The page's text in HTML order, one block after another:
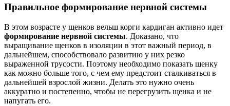
Правильное формирование нервной системы
В этом возрасте у щенков вельш корги кардиган активно идет
формирование нервной системы. Доказано, что
выращивание щенков в изоляции в этот важный период, в
дальнейшем, способствовало развитию у них резко
выраженной трусости. Поэтому необходимо показать щенку
как можно больше того, с чем ему предстоит сталкиваться в
дальнейшей взрослой жизни. Делать это нужно очень
аккуратно и постепенно, чтобы не перегрузить щенка и не
напугать его.